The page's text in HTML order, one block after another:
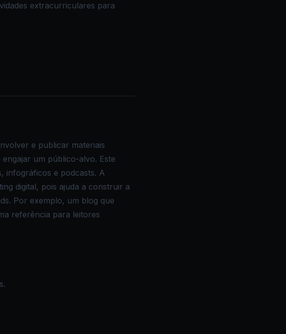
extracurriculares para
e publicar materiais
um público-alvo. Este
infográficos e podcasts. A
digital, pois ajuda a construir a
Por exemplo, um blog que
referência para leitores